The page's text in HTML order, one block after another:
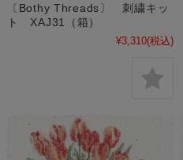
〔Bothy Threads〕 刺繍キッ
ト XAJ31（箱）
¥3,310(税込)